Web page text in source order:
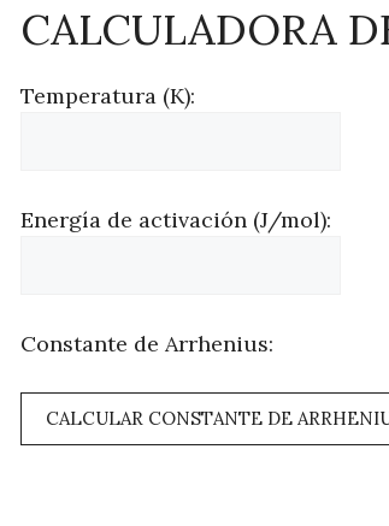
CALCULADORA
Temperatura (K):
Energía de activación (J/mol):
Constante de Arrhenius:
CALCULAR CONSTANTE DE